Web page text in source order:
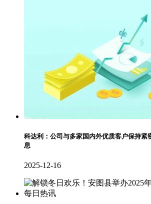
科达利：公司与多家国内外优质客户保持紧
息
2025-12-16